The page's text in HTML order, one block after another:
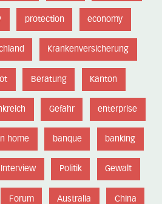
protection economy
Krankenversicherung
Beratung Kanton
Gefahr enterprise
home banque banking
Interview Politik Gewalt
Forum Australia China